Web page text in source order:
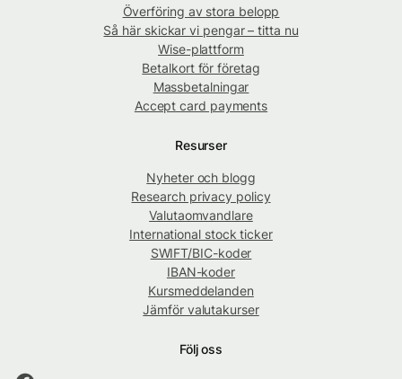
Överföring av stora belopp
Så här skickar vi pengar – titta nu
Wise-plattform
Betalkort för företag
Massbetalningar
Accept card payments
Resurser
Nyheter och blogg
Research privacy policy
Valutaomvandlare
International stock ticker
SWIFT/BIC-koder
IBAN-koder
Kursmeddelanden
Jämför valutakurser
Följ oss